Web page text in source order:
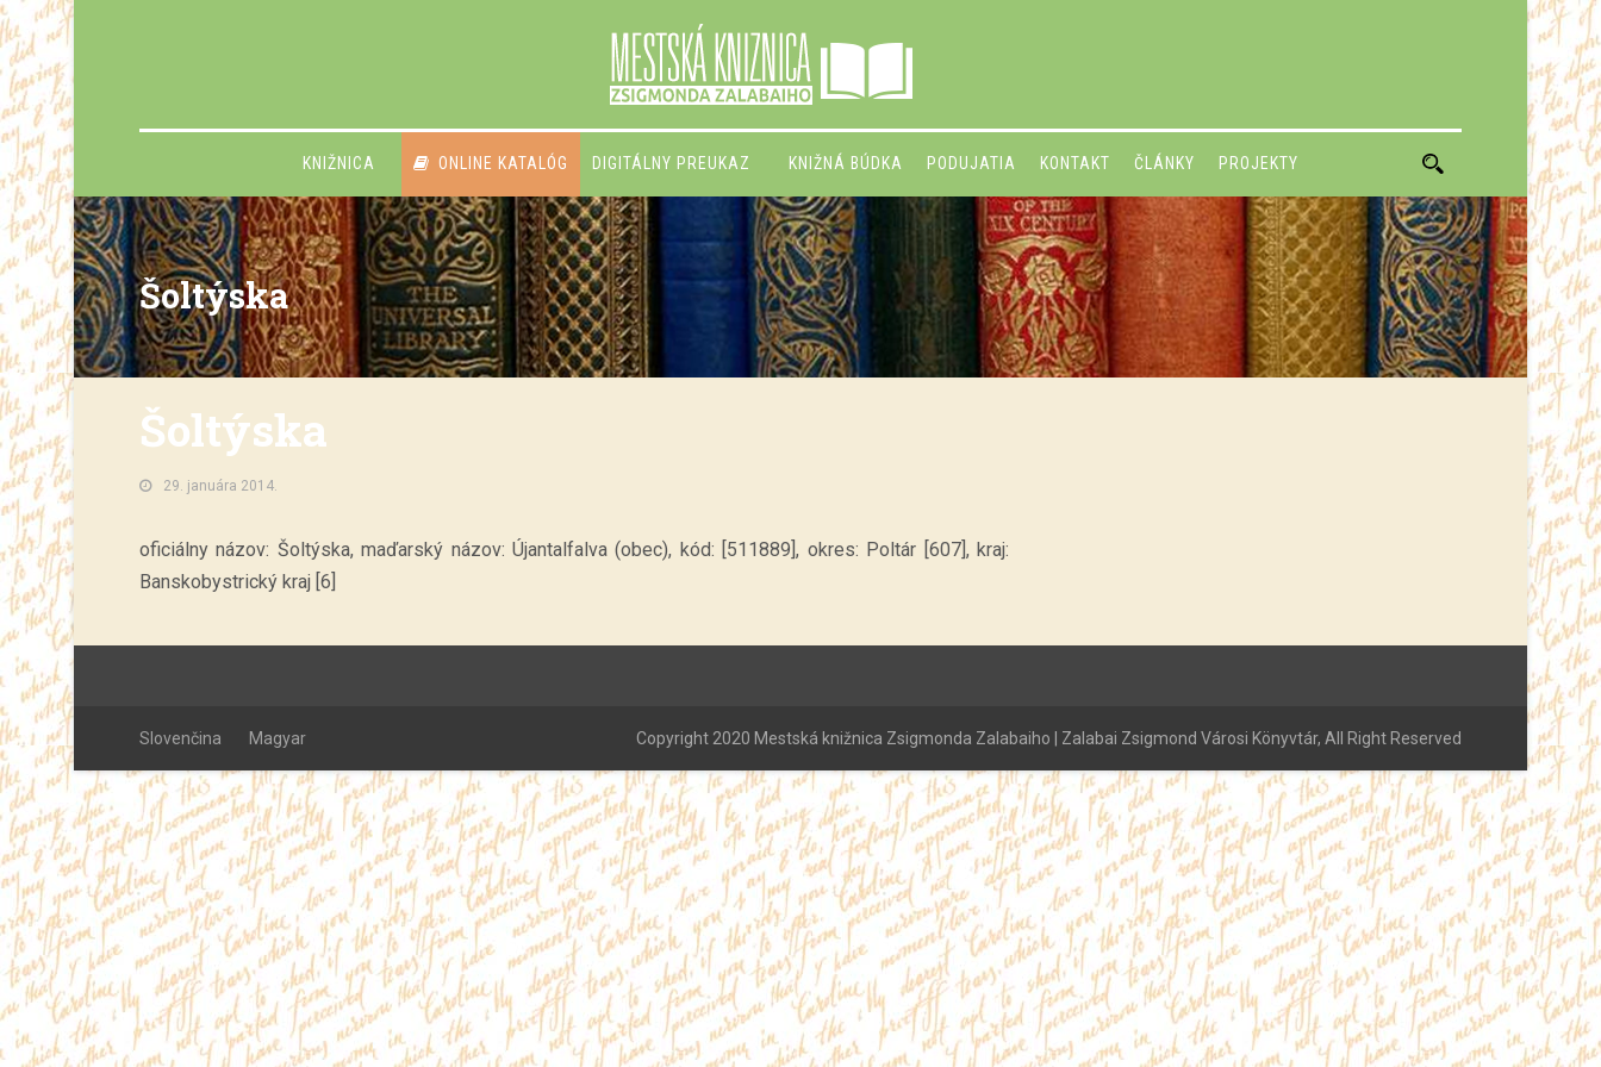
KNIŽNICA ONLINE KATALÓG DIGITÁLNY PREUKAZ KNIŽNÁ BÚDKA PODUJATIA KONTAKT ČLÁNKY PROJEKTY
Šoltýska
Šoltýska
29. januára 2014.
oficiálny názov: Šoltýska, maďarský názov: Újantalfalva (obec), kód: [511889], okres: Poltár [607], kraj:
Banskobystrický kraj [6]
Slovenčina Magyar Copyright 2020 Mestská knižnica Zsigmonda Zalabaiho | Zalabai Zsigmond Városi Könyvtár, All Right Reserved